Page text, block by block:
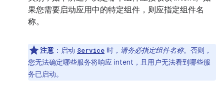
果您需要启动应用中的特定组件，则应指定组件名
称。
注意 ：启动 Service 时， 请务必指定组件名称。否则，
您无法确定哪些服务将响应 intent，且用户无法看到哪些服
务已启动。